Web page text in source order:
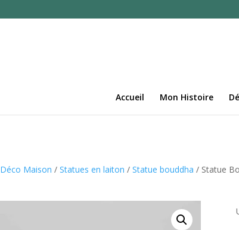
Accueil Mon Histoire
Déco Maison /Statues en laiton /Statue bouddha / Statue